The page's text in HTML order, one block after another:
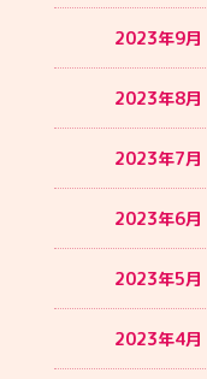
2023年9月
2023年8月
2023年7月
2023年6月
2023年5月
2023年4月